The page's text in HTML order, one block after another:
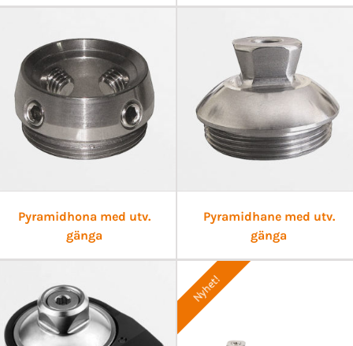
Pyramidhona med utv.
gänga
Pyramidhane med utv.
gänga
Nyhet!